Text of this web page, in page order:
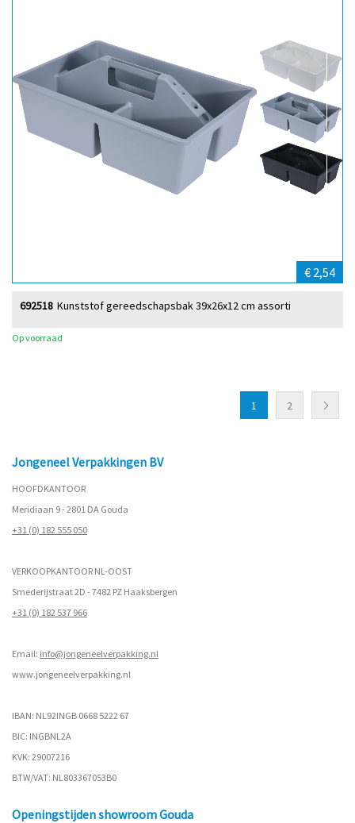
€ 2,54
Kunststof gereedschapsbak 39x26x12 cm assorti
692518
Op voorraad
1 2
Jongeneel Verpakkingen BV
HOOFDKANTOOR
Meridiaan 9 - 2801 DA Gouda
+31 (0) 182 555 050
VERKOOPKANTOOR NL-OOST
Smederijstraat 2D - 7482 PZ Haaksbergen
+31 (0) 182 537 966
Email: info@jongeneelverpakking.nl
www.jongeneelverpakking.nl
IBAN: NL92INGB 0668 5222 67
BIC: INGBNL2A
KVK: 29007216
BTW/VAT: NL803367053B0
Openingstijden showroom Gouda